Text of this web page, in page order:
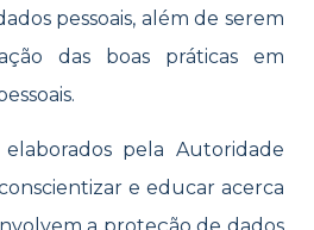
pessoais, além de serem
das boas práticas em
pela Autoridade
e educar acerca